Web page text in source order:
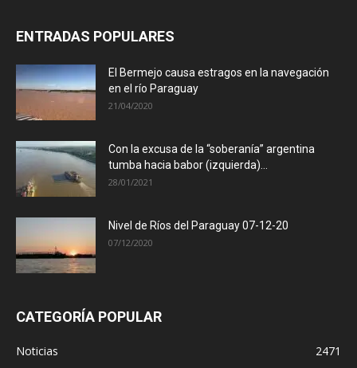
ENTRADAS POPULARES
El Bermejo causa estragos en la navegación
en el río Paraguay
21/04/2020
Con la excusa de la “soberanía” argentina
tumba hacia babor (izquierda)...
28/01/2021
Nivel de Ríos del Paraguay 07-12-20
07/12/2020
CATEGORÍA POPULAR
Noticias
2471